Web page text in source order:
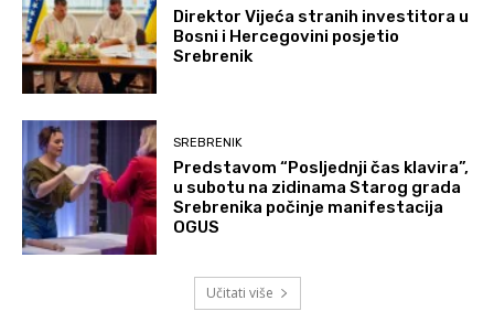
Direktor Vijeća stranih investitora u
Bosni i Hercegovini posjetio
Srebrenik
SREBRENIK
Predstavom “Posljednji čas klavira”,
u subotu na zidinama Starog grada
Srebrenika počinje manifestacija
OGUS
Učitati više